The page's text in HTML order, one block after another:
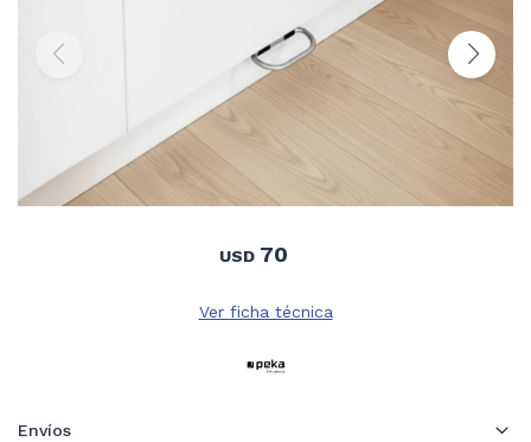
USD 70
Ver ficha técnica
Envíos